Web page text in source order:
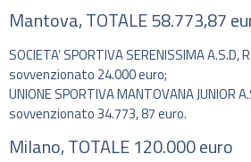
Mantova, TOTALE 58.773,87
SOCIETA’ SPORTIVA SERENISSIMA
sovvenzionato 24.000 euro;
UNIONE SPORTIVA MANTOVANA JUNIOR
sovvenzionato 34.773, 87 euro.
Milano, TOTALE 120.000 euro